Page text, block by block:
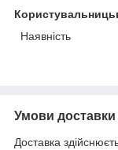
Наявність
Умови доставки
Доставка